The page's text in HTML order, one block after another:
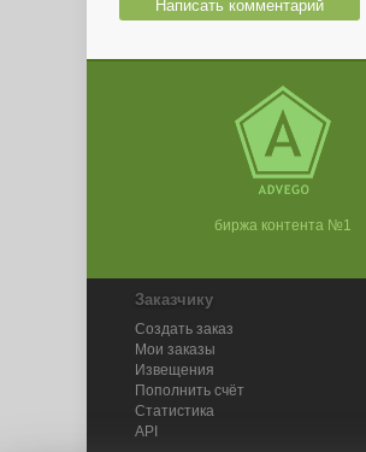
Написать комментарий
биржа контента №1
Заказчику
Создать заказ
Мои заказы
Извещения
Пополнить счёт
Статистика
API